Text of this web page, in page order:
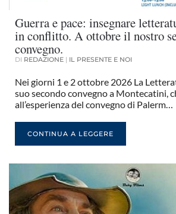
Guerra e pace: insegnare
in conflitto. A ottobre il nostro
convegno.
DI REDAZIONE | IL PRESENTE E NOI
Nei giorni 1 e 2 ottobre 2026 La
suo secondo convegno a Montecatini,
all’esperienza del convegno di Palerm…
CONTINUA A LEGGERE